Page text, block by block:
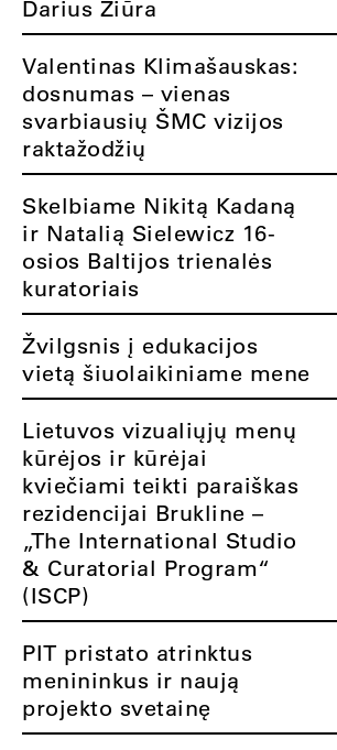
Darius Žiūra
Valentinas Klimašauskas:
dosnumas – vienas
svarbiausių ŠMC vizijos
raktažodžių
Skelbiame Nikitą Kadaną
ir Natalią Sielewicz 16-
osios Baltijos trienalės
kuratoriais
Žvilgsnis į edukacijos
vietą šiuolaikiniame mene
Lietuvos vizualiųjų menų
kūrėjos ir kūrėjai
kviečiami teikti paraiškas
rezidencijai Brukline –
„The International Studio
& Curatorial Program“
(ISCP)
PIT pristato atrinktus
menininkus ir naują
projekto svetainę